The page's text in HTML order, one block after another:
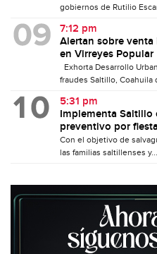
gobiernos de Rutilio
7:12 pm
Alertan sobre
en Virreyes Popular
Exhorta Desarrollo
fraudes Saltillo, Coahuila
5:31 pm
Implementa Saltillo
preventivo por
Con el objetivo de
las familias saltillenses y...